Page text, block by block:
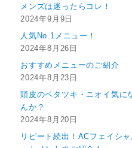
メンズは迷ったらコレ！
2024年9月9日
人気No.1メニュー！
2024年8月26日
おすすめメニューのご紹介
2024年8月23日
頭皮のベタツキ・ニオイ気に
んか？
2024年8月20日
リピート続出！ACフェイシャ